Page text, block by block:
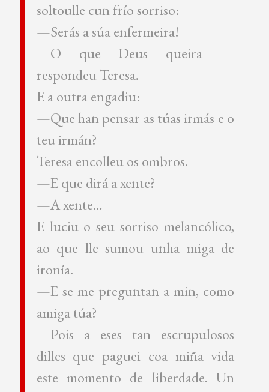
soltoulle cun frío sorriso:
—Serás a súa enfermeira!
—O que Deus queira —
respondeu Teresa.
E a outra engadiu:
—Que han pensar as túas irmás e o
teu irmán?
Teresa encolleu os ombros.
—E que dirá a xente?
—A xente…
E luciu o seu sorriso melancólico,
ao que lle sumou unha miga de
ironía.
—E se me preguntan a min, como
amiga túa?
—Pois a eses tan escrupulosos
dilles que paguei coa miña vida
este momento de liberdade. Un